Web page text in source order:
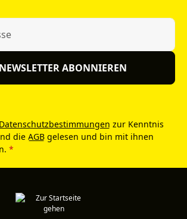
NEWSLETTER ABONNIEREN
Datenschutzbestimmungen zur Kenntnis
die AGB gelesen und bin mit ihnen
*